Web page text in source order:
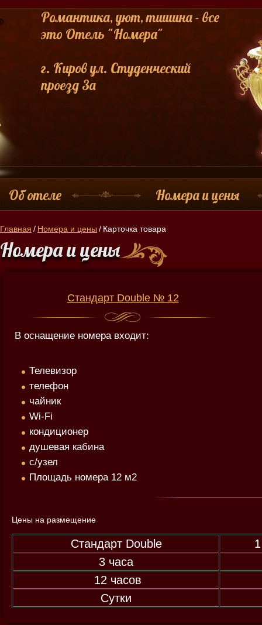
Романтика, уют, тишина - все
это Отель "Номера"
г. Киров ул. Студенческий
проезд 3а
Об отеле Номера и цены
Главная / Номера и цены / Карточка товара
Номера и цены
Стандарт Double № 12
В оснащение номера входит:
Телевизор
телефон
чайник
Wi-Fi
кондиционер
душевая кабина
с/узел
Площадь номера 12 м2
Цены на размещение
Стандарт Double
3 часа
12 часов
Сутки